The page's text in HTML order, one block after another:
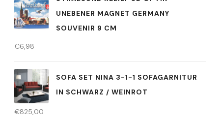
UNEBENER MAGNET GERMANY
SOUVENIR 9 CM
€6,98
SOFA SET NINA 3-1-1 SOFAGARNITUR
IN SCHWARZ / WEINROT
€825,00